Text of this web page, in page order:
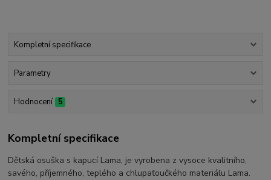
Kompletní specifikace
Parametry
Hodnocení 5
Kompletní specifikace
Dětská osuška s kapucí Lama, je vyrobena z vysoce kvalitního,
savého, příjemného, teplého a chlupaťoučkého materiálu Lama.